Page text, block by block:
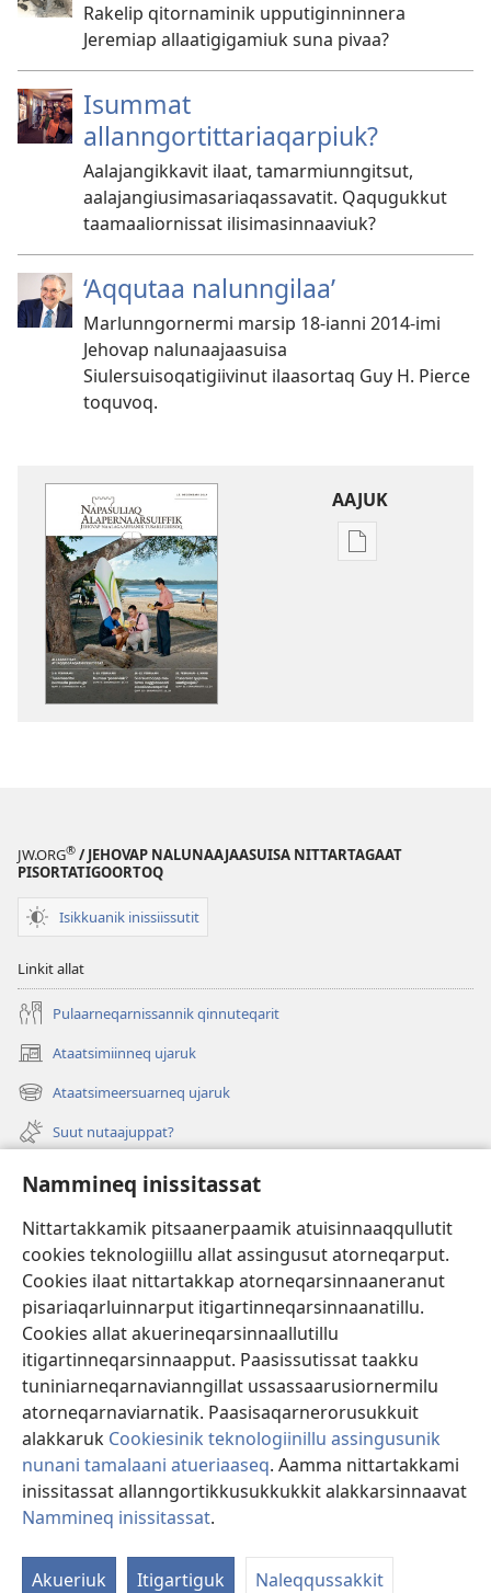
Nammineq inissitassat
Nittartakkamik pitsaanerpaamik atuisinnaaqqullutit
cookies teknologiillu allat assingusut atorneqarput.
Cookies ilaat nittartakkap atorneqarsinnaaneranut
pisariaqarluinnarput itigartinneqarsinnaanatillu.
Cookies allat akuerineqarsinnaallutillu
itigartinneqarsinnaapput. Paasissutissat taakku
tuniniarneqarnavianngillat ussassaarusiornermilu
atorneqarnaviarnatik. Paasisaqarnerorusukkuit
alakkaruk Cookiesinik teknologiinillu assingusunik
nunani tamalaani atueriaaseq. Aamma nittartakkami
inissitassat allanngortikkusukkukkit alakkarsinnaavat
Nammineq inissitassat.
Akueriuk Itigartiguk Naleqqussakkit
Rakelip qitornaminik upputiginninnera
Jeremiap allaatigigamiuk suna pivaa?
Isummat
allanngortittariaqarpiuk?
Aalajangikkavit ilaat, tamarmiunngitsut,
aalajangiusimasariaqassavatit. Qaqugukkut
taamaaliornissat ilisimasinnaaviuk?
‘Aqqutaa nalunngilaa’
Marlunngornermi marsip 18-ianni 2014-imi
Jehovap nalunaajaasuisa
Siulersuisoqatigiivinut ilaasortaq Guy H. Pierce
toquvoq.
AAJUK
Atuagassanik
JW.ORG® / JEHOVAP NALUNAAJAASUISA NITTARTAGAAT
PISORTATIGOORTOQ
Isikkuanik inissiissutit
Linkit allat
Pulaarneqarnissannik qinnuteqarit
Ataatsimiinneq ujaruk
(opens
new
window)
Ataatsimeersuarneq ujaruk
(opens
new
window)
Suut nutaajuppat?
Isiginnaagassiat
Tunissuteqarneq
(opens
new
window)INTERNETIKKUT ATUAGAATEQARFIK Watchtower™
(opens
new
window)JW Hub ®
(opens
new
window)
Copyright© 2026 Watch Tower Bible and Tract Society of Pennsylvania.
ATUINERMUT PIUMASAQAATIT
NAMMINEQ INISSITASSAT